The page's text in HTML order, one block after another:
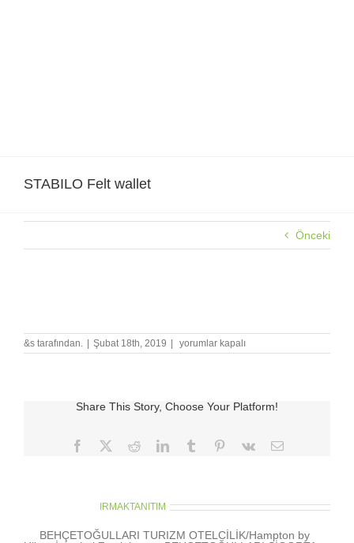
STABILO Felt wallet
Önceki
&s tarafından. Şubat 18th, 2019
STABILO
Felt
yorumlar kapalı
Share This Story, Choose Your Platform!
Facebook RedditLinkedInTumblr Pinterest
Vk
E-
IRMAKTANITIM
BEHÇETOĞULLARI TURIZM OTELCİLİK/Hampton by